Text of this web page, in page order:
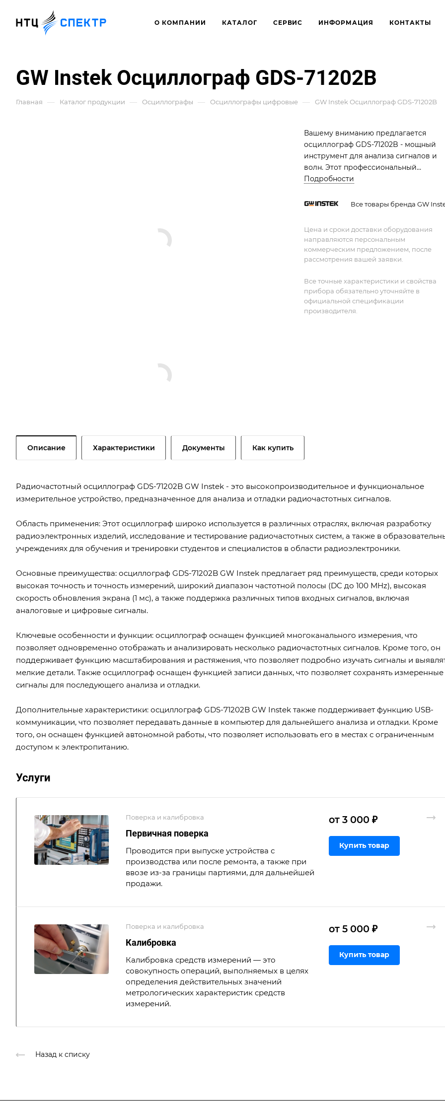
О КОМПАНИИ КАТАЛОГ СЕРВИС ИНФОРМАЦИЯ КОНТАКТЫ
GW Instek Осциллограф GDS-71202B
Главная — Каталог продукции — Осциллографы — Осциллографы цифровые — GW Instek Осциллограф GDS-71202B
Вашему вниманию предлагается
осциллограф GDS-71202B - мощный
инструмент для анализа сигналов и
волн. Этот профессиональный
осциллограф обеспечивает точные
широком диапазоне частот, от DC до
Подробности
Все товары бренда GW
Цена и сроки доставки оборудования
направляются персональным
коммерческим предложением, после
рассмотрения вашей заявки.
Все точные характеристики и свойства
прибора обязательно уточняйте в
официальной спецификации
производителя.
Описание Характеристики Документы Как купить
Радиочастотный осциллограф GDS-71202B GW Instek - это высокопроизводительное и функциональное
измерительное устройство, предназначенное для анализа и отладки радиочастотных сигналов.
Область применения: Этот осциллограф широко используется в различных отраслях, включая разработку
радиоэлектронных изделий, исследование и тестирование радиочастотных систем, а также в
учреждениях для обучения и тренировки студентов и специалистов в области радиоэлектроники.
Основные преимущества: осциллограф GDS-71202B GW Instek предлагает ряд преимуществ, среди которых
высокая точность и точность измерений, широкий диапазон частотной полосы (DC до 100 MHz), высокая
скорость обновления экрана (1 мс), а также поддержка различных типов входных сигналов, включая
аналоговые и цифровые сигналы.
Ключевые особенности и функции: осциллограф оснащен функцией многоканального измерения, что
позволяет одновременно отображать и анализировать несколько радиочастотных сигналов. Кроме того, он
поддерживает функцию масштабирования и растяжения, что позволяет подробно изучать сигналы и
мелкие детали. Также осциллограф оснащен функцией записи данных, что позволяет сохранять измеренные
сигналы для последующего анализа и отладки.
Дополнительные характеристики: осциллограф GDS-71202B GW Instek также поддерживает функцию USB-
коммуникации, что позволяет передавать данные в компьютер для дальнейшего анализа и отладки. Кроме
того, он оснащен функцией автономной работы, что позволяет использовать его в местах с ограниченным
доступом к электропитанию.
Услуги
Поверка и калибровка
Первичная поверка
Проводится при выпуске устройства с
производства или после ремонта, а также при
ввозе из-за границы партиями, для дальнейшей
продажи.
от 3 000 ₽
Купить товар
Поверка и калибровка
Калибровка
Калибровка средств измерений — это
совокупность операций, выполняемых в целях
определения действительных значений
метрологических характеристик средств
измерений.
от 5 000 ₽
Купить товар
Назад к списку